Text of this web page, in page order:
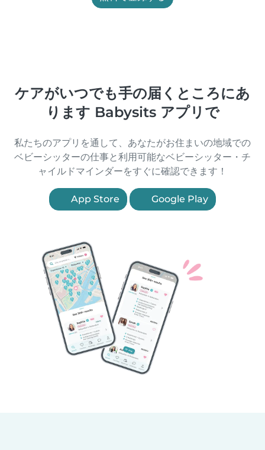
ケアがいつでも手の届くところにあ
ります Babysits アプリで
私たちのアプリを通して、あなたがお住まいの地域での
ベビーシッターの仕事と利用可能なベビーシッター・チ
ャイルドマインダーをすぐに確認できます！
App Store Google Play